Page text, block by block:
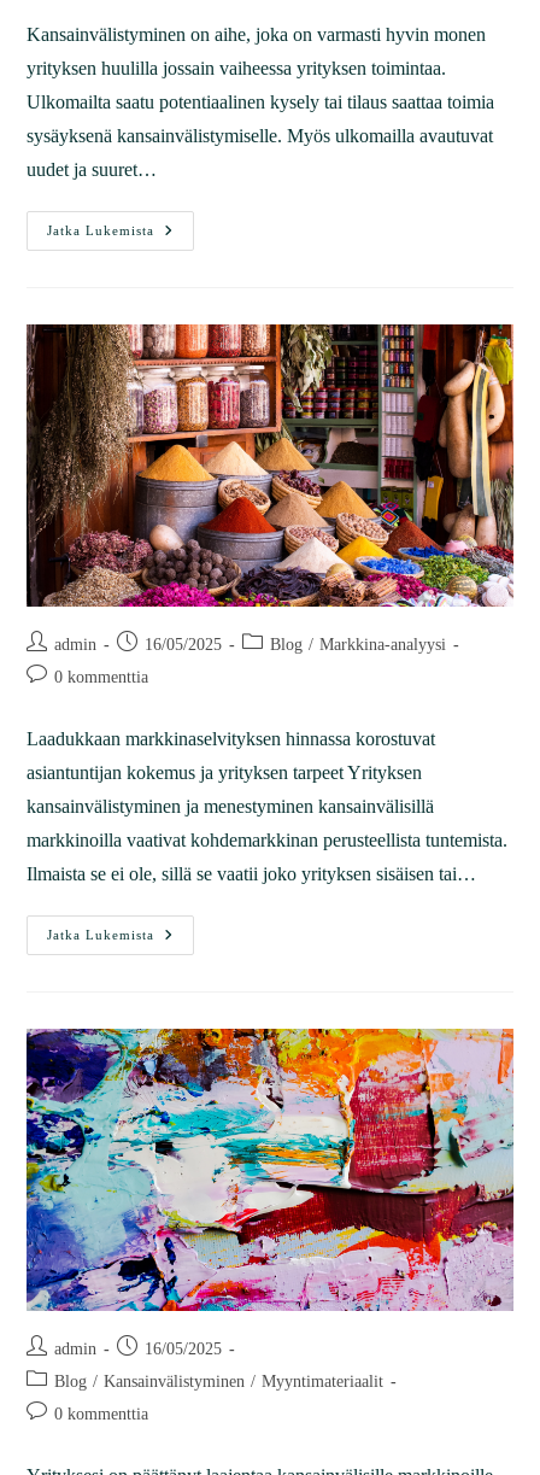
Kansainvälistyminen on aihe, joka on varmasti hyvin monen
yrityksen huulilla jossain vaiheessa yrityksen toimintaa.
Ulkomailta saatu potentiaalinen kysely tai tilaus saattaa toimia
sysäyksenä kansainvälistymiselle. Myös ulkomailla avautuvat
uudet ja suuret…
Jatka Lukemista
admin 16/05/2025 Blog / Markkina-analyysi
0 kommenttia
Laadukkaan markkinaselvityksen hinnassa korostuvat
asiantuntijan kokemus ja yrityksen tarpeet Yrityksen
kansainvälistyminen ja menestyminen kansainvälisillä
markkinoilla vaativat kohdemarkkinan perusteellista tuntemista.
Ilmaista se ei ole, sillä se vaatii joko yrityksen sisäisen tai…
Jatka Lukemista
admin
16/05/2025
Blog / Kansainvälistyminen / Myyntimateriaalit
0 kommenttia